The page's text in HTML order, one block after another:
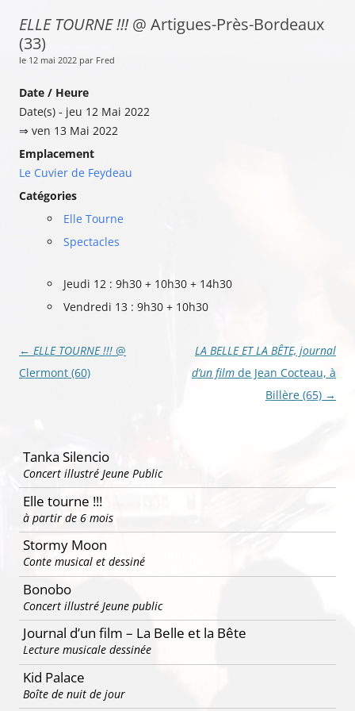
ELLE TOURNE !!!@ Artigues-Près-Bordeaux
(33)
le 12 mai 2022 par Fred
Date / Heure
Date(s) - jeu 12 Mai 2022
⇒ ven 13 Mai 2022
Emplacement
Le Cuvier de Feydeau
Catégories
Elle Tourne
Spectacles
Jeudi 12 : 9h30 + 10h30 + 14h30
Vendredi 13 : 9h30 + 10h30
Navigation
des
← ELLE TOURNE !!! @
Clermont (60)
LA BELLE ET LA BÊTE, journal
d’un film de Jean Cocteau, à
Billère (65) →
Tanka Silencio
Concert illustré Jeune Public
Elle tourne !!!
à partir de 6 mois
Stormy Moon
Conte musical et dessiné
Bonobo
Concert illustré Jeune public
Journal d’un film – La Belle et la Bête
Lecture musicale dessinée
Kid Palace
Boîte de nuit de jour